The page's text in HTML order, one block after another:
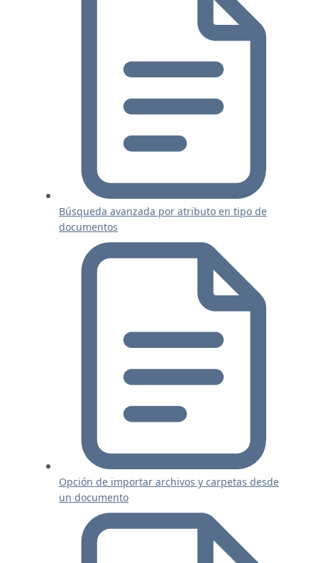
Búsqueda avanzada por atributo en tipo de
documentos
Opción de importar archivos y carpetas desde
un documento